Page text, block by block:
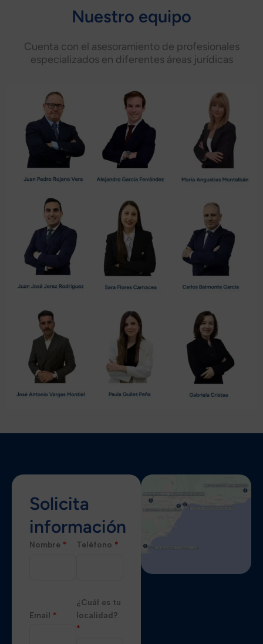
Nuestro equipo
Cuenta con el asesoramiento de profesionales
especializados en diferentes áreas jurídicas
Solicita
información
Nombre * Teléfono *
Email *
¿Cuál es tu
localidad?
*